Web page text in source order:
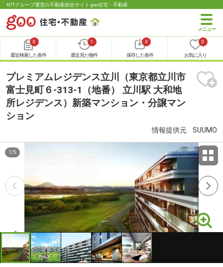
NTTグループ運営の不動産総合サイト goo住宅・不動産
0
最近検索した条件
1
最近見た物件
0
保存した条件
0
お気に入り
プレミアムレジデンス立川（東京都立川市
富士見町６-313-1（地番） 立川駅 大和地
所レジデンス）新築マンション・分譲マン
ション
情報提供元 SUUMO
1 /5